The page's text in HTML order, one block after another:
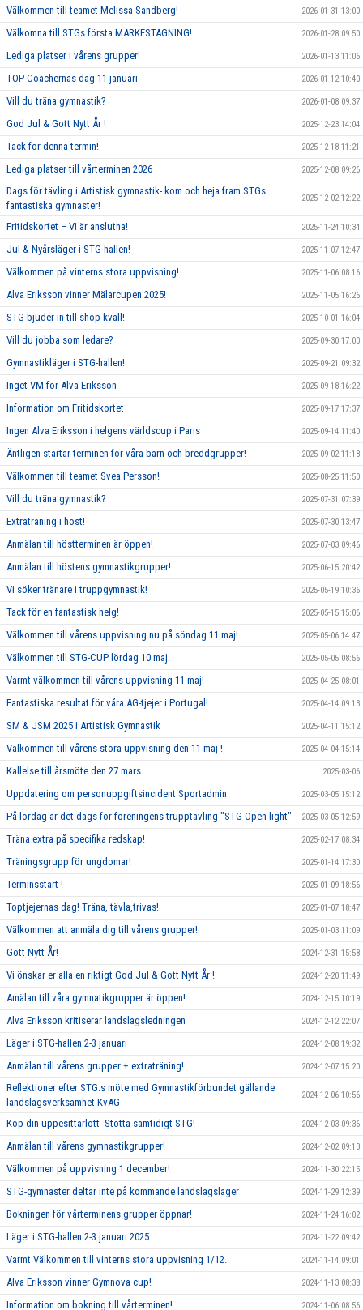
Välkommen till teamet Melissa Sandberg! 2026-01-31 13:00
Välkomna till STGs första MÄRKESTAGNING! 2026-01-28 09:50
Lediga platser i vårens grupper! 2026-01-13 11:06
TOP-Coachernas dag 11 januari 2026-01-12 10:40
Vill du träna gymnastik? 2026-01-08 09:37
God Jul & Gott Nytt År ! 2025-12-23 14:04
Tack för denna termin! 2025-12-18 11:21
Lediga platser till vårterminen 2026 2025-12-08 09:26
Dags för tävling i Artistisk gymnastik- kom och heja fram STGs
fantastiska gymnaster!
2025-12-02 12:22
Fritidskortet – Vi är anslutna! 2025-11-24 10:34
Jul & Nyårsläger i STG-hallen! 2025-11-07 12:47
Välkommen på vinterns stora uppvisning! 2025-11-06 08:16
Alva Eriksson vinner Mälarcupen 2025! 2025-11-05 16:26
STG bjuder in till shop-kväll! 2025-10-01 16:04
Vill du jobba som ledare? 2025-09-30 17:00
Gymnastikläger i STG-hallen! 2025-09-21 09:32
Inget VM för Alva Eriksson 2025-09-18 16:22
Information om Fritidskortet 2025-09-17 17:37
Ingen Alva Eriksson i helgens världscup i Paris 2025-09-14 11:40
Äntligen startar terminen för våra barn-och breddgrupper! 2025-09-02 11:18
Välkommen till teamet Svea Persson! 2025-08-25 11:50
Vill du träna gymnastik? 2025-07-31 07:39
Extraträning i höst! 2025-07-30 13:47
Anmälan till höstterminen är öppen! 2025-07-03 09:46
Anmälan till höstens gymnastikgrupper! 2025-06-15 20:42
Vi söker tränare i truppgymnastik! 2025-05-19 10:36
Tack för en fantastisk helg! 2025-05-15 15:06
Välkommen till vårens uppvisning nu på söndag 11 maj! 2025-05-06 14:47
Välkommen till STG-CUP lördag 10 maj. 2025-05-05 08:56
Varmt välkommen till vårens uppvisning 11 maj! 2025-04-25 08:01
Fantastiska resultat för våra AG-tjejer i Portugal! 2025-04-14 09:13
SM & JSM 2025 i Artistisk Gymnastik 2025-04-11 15:12
Välkommen till vårens stora uppvisning den 11 maj ! 2025-04-04 15:14
Kallelse till årsmöte den 27 mars 2025-03-06
Uppdatering om personuppgiftsincident Sportadmin 2025-03-05 15:12
På lördag är det dags för föreningens trupptävling "STG Open light" 2025-03-05 12:59
Träna extra på specifika redskap! 2025-02-17 08:34
Träningsgrupp för ungdomar! 2025-01-14 17:30
Terminsstart ! 2025-01-09 18:56
Toptjejernas dag! Träna, tävla,trivas! 2025-01-07 18:47
Välkommen att anmäla dig till vårens grupper! 2025-01-03 11:09
Gott Nytt År! 2024-12-31 15:58
Vi önskar er alla en riktigt God Jul & Gott Nytt År ! 2024-12-20 11:49
Amälan till våra gymnatikgrupper är öppen! 2024-12-15 10:19
Alva Eriksson kritiserar landslagsledningen 2024-12-12 22:07
Läger i STG-hallen 2-3 januari 2024-12-08 19:32
Anmälan till vårens grupper + extraträning! 2024-12-07 15:20
Reflektioner efter STG:s möte med Gymnastikförbundet gällande
landslagsverksamhet KvAG
2024-12-06 10:56
Köp din uppesittarlott -Stötta samtidigt STG! 2024-12-03 09:36
Anmälan till vårens gymnastikgrupper! 2024-12-02 09:13
Välkommen på uppvisning 1 december! 2024-11-30 22:15
STG-gymnaster deltar inte på kommande landslagsläger 2024-11-29 12:39
Bokningen för vårterminens grupper öppnar! 2024-11-24 16:02
Läger i STG-hallen 2-3 januari 2025 2024-11-22 09:42
Varmt Välkommen till vinterns stora uppvisning 1/12. 2024-11-14 09:01
Alva Eriksson vinner Gymnova cup! 2024-11-13 08:38
Information om bokning till vårterminen! 2024-11-06 08:56